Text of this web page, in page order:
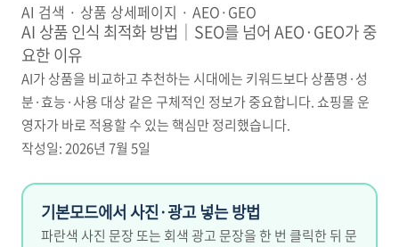
AI 검색 · 상품 상세페이지 · AEO·GEO
AI 상품 인식 최적화 방법｜SEO를 넘어 AEO·GEO가 중
요한 이유
AI가 상품을 비교하고 추천하는 시대에는 키워드보다 상품명·성
분·효능·사용 대상 같은 구체적인 정보가 중요합니다. 쇼핑몰 운
영자가 바로 적용할 수 있는 핵심만 정리했습니다.
작성일: 2026년 7월 5일
기본모드에서 사진·광고 넣는 방법
파란색 사진 문장 또는 회색 광고 문장을 한 번 클릭한 뒤 문